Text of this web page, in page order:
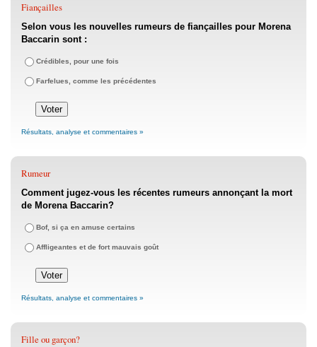
Fiançailles
Selon vous les nouvelles rumeurs de fiançailles pour Morena
Baccarin sont :
Crédibles, pour une fois
Farfelues, comme les précédentes
Résultats, analyse et commentaires »
Rumeur
Comment jugez-vous les récentes rumeurs annonçant la mort
de Morena Baccarin?
Bof, si ça en amuse certains
Affligeantes et de fort mauvais goût
Résultats, analyse et commentaires »
Fille ou garçon?